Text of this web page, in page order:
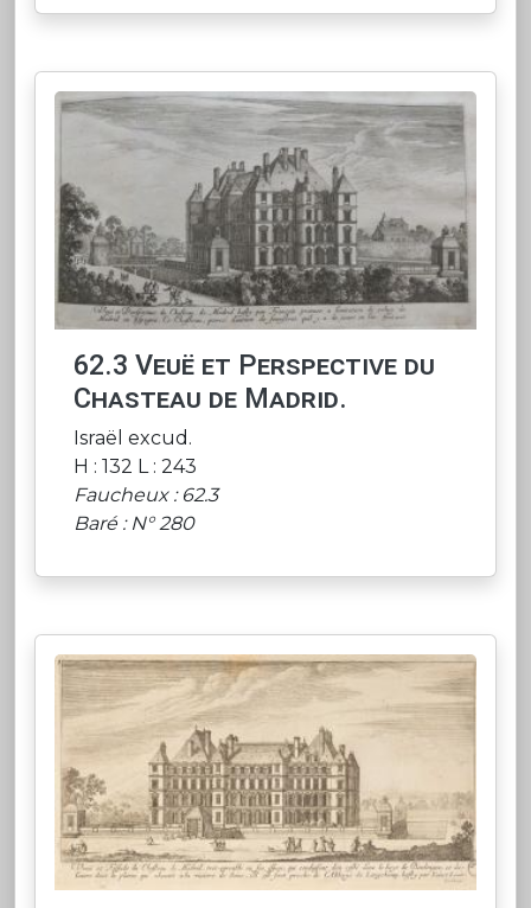
62.3 Veuë et Perspective du
Chasteau de Madrid.
Israël excud.
H : 132 L : 243
Faucheux : 62.3
Baré : N° 280